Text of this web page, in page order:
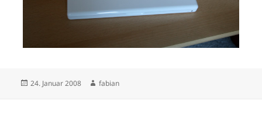
Veröffentlicht
24. Januar 2008 Autor
fabian